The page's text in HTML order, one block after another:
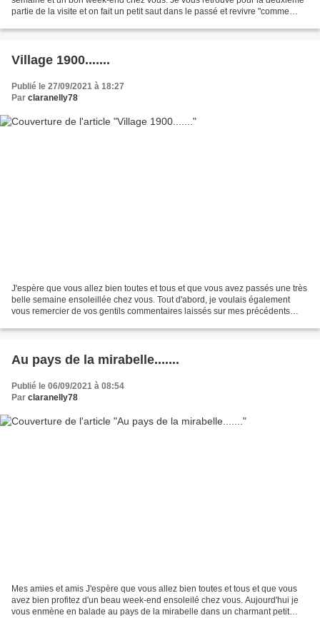
partie de la visite et on fait un petit saut dans le passé et revivre "comme
Village 1900.......
Publié le 27/09/2021 à 18:27
Par claranelly78
J'espère que vous allez bien toutes et tous et que vous avez passés une très
belle semaine ensoleillée chez vous. Tout d'abord, je voulais également
vous remercier de vos gentils commentaires laissés sur mes précédents
Au pays de la mirabelle.......
Publié le 06/09/2021 à 08:54
Par claranelly78
Mes amies et amis J'espère que vous allez bien toutes et tous et que vous
avez bien profitez d'un beau week-end ensoleilé chez vous. Aujourd'hui je
vous enmène en balade au pays de la mirabelle dans un charmant petit